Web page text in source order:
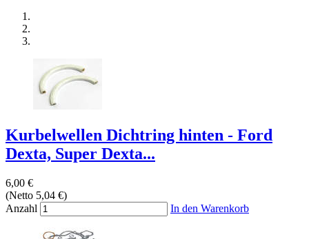
Kurbelwellen Dichtring hinten - Ford
Dexta, Super Dexta...
6,00 €
(Netto 5,04 €)
Anzahl
In den Warenkorb